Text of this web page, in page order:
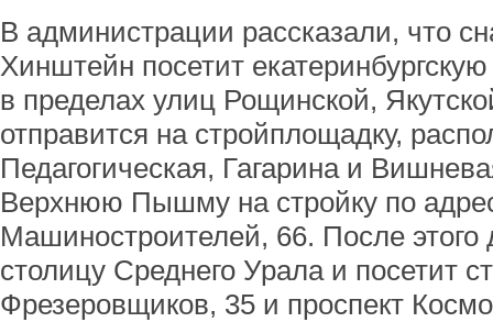
В администрации рассказали, что
Хинштейн посетит екатеринбургскую
в пределах улиц Рощинской,
отправится на стройплощадку,
Педагогическая, Гагарина и
Верхнюю Пышму на стройку по
Машиностроителей, 66. После этого
столицу Среднего Урала и посетит
Фрезеровщиков, 35 и проспект